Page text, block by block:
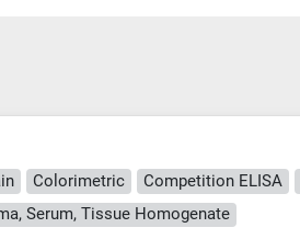
Colorimetric Competition ELISA
Serum, Tissue Homogenate